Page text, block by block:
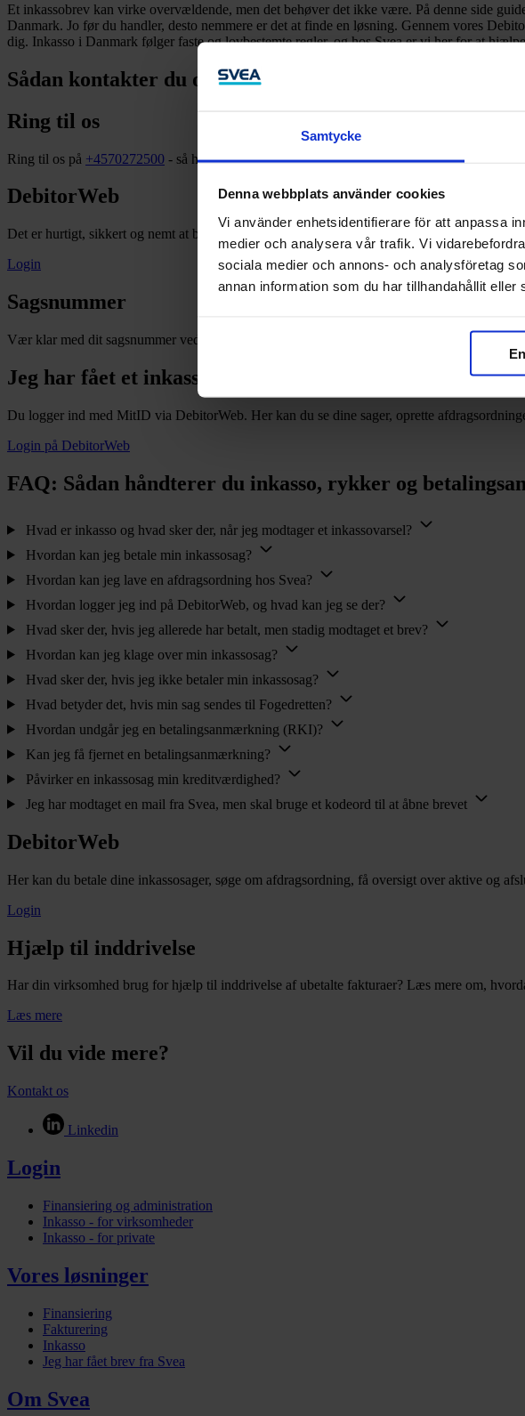
Samtycke
Denna webbplats använder cookies
Vi använder enhetsidentifierare för att anpassa
medier och analysera vår trafik. Vi
sociala medier och annons- och analysföretag
annan information som du har tillhandahållit
Et inkassobrev kan virke overvældende, men det behøver det ikke være. På denne side
Danmark. Jo før du handler, desto nemmere er det at finde en løsning. Gennem vores
dig. Inkasso i Danmark følger faste og lovbestemte regler, og hos Svea er vi her for at
Sådan kontakter du os
Ring til os
Ring til os på +4570272500 - så hjælper vores dygtige sagsbehandlere dig
DebitorWeb
Det er hurtigt, sikkert og nemt at betale via vores DebitorWeb. Du skal blot bruge dit MitID
Login
Sagsnummer
Vær klar med dit sagsnummer ved hånden, når du kontakter os. Du finder dit sagsnummer i
Jeg har fået et inkassobrev - hvad gør jeg?
Du logger ind med MitID via DebitorWeb. Her kan du se dine sager, oprette
Login på DebitorWeb
FAQ: Sådan håndterer du inkasso, rykker og
Hvad er inkasso og hvad sker der, når jeg modtager et inkassovarsel?
Hvordan kan jeg betale min inkassosag?
Hvordan kan jeg lave en afdragsordning hos Svea?
Hvordan logger jeg ind på DebitorWeb, og hvad kan jeg se der?
Hvad sker der, hvis jeg allerede har betalt, men stadig modtaget et brev?
Hvordan kan jeg klage over min inkassosag?
Hvad sker der, hvis jeg ikke betaler min inkassosag?
Hvad betyder det, hvis min sag sendes til Fogedretten?
Hvordan undgår jeg en betalingsanmærkning (RKI)?
Kan jeg få fjernet en betalingsanmærkning?
Påvirker en inkassosag min kreditværdighed?
Jeg har modtaget en mail fra Svea, men skal bruge et kodeord til at åbne brevet
DebitorWeb
Her kan du betale dine inkassosager, søge om afdragsordning, få oversigt over aktive og
Login
Hjælp til inddrivelse
Har din virksomhed brug for hjælp til inddrivelse af ubetalte fakturaer? Læs mere om,
Læs mere
Vil du vide mere?
Kontakt os
Linkedin
Login
Finansiering og administration
Inkasso - for virksomheder
Inkasso - for private
Vores løsninger
Finansiering
Fakturering
Inkasso
Jeg har fået brev fra Svea
Om Svea